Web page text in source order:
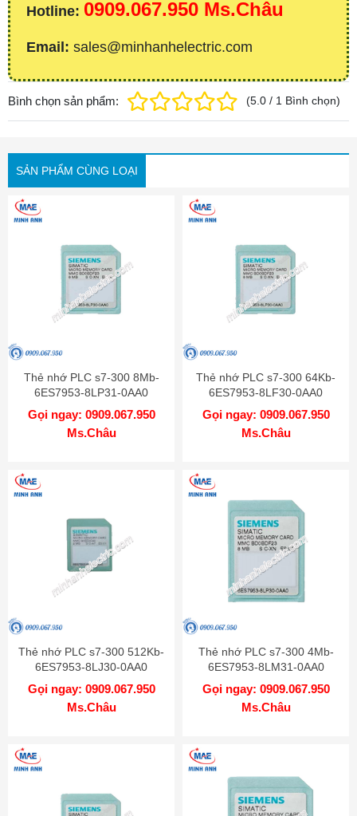
Hotline: 0909.067.950 Ms.Châu
Email: sales@minhanhelectric.com
Bình chọn sản phẩm: (5.0 / 1 Bình chọn)
SẢN PHẨM CÙNG LOẠI
Thẻ nhớ PLC s7-300 8Mb-
6ES7953-8LP31-0AA0
Gọi ngay: 0909.067.950
Ms.Châu
Thẻ nhớ PLC s7-300 64Kb-
6ES7953-8LF30-0AA0
Gọi ngay: 0909.067.950
Ms.Châu
Thẻ nhớ PLC s7-300 512Kb-
6ES7953-8LJ30-0AA0
Gọi ngay: 0909.067.950
Ms.Châu
Thẻ nhớ PLC s7-300 4Mb-
6ES7953-8LM31-0AA0
Gọi ngay: 0909.067.950
Ms.Châu